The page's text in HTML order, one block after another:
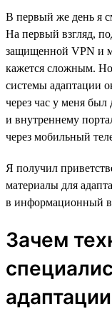
В первый же день я
На первый взгляд,
защищенной VPN и
кажется сложным.
системы адаптации
через час у меня
и внутреннему
через мобильный
Я получил
материалы для
в информационный
Зачем
адаптации